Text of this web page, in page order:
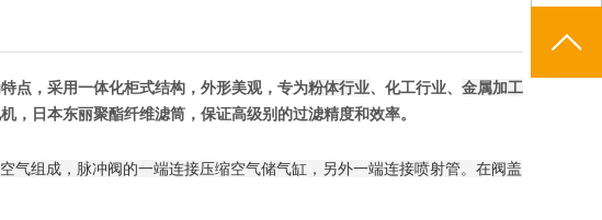
点，采用一体化柜式结构，外形美观，专为粉体行业、化工行业、 金属加工
，日本东丽聚酯纤维滤筒，保证高级别的过滤精度和效率。
气组成，脉冲阀的一端连接压缩空气储气缸，另外一端连接喷射管。在阀盖